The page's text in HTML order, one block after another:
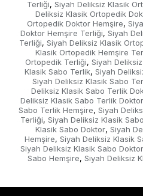
Terliği, Siyah Deliksiz Klasik
Deliksiz Klasik Ortopedik
Ortopedik Doktor Hemşire,
Doktor Hemşire Terliği, Siyah
Terliği, Siyah Deliksiz Klasik
Klasik Ortopedik Hemşire
Ortopedik Terliği, Siyah
Klasik Sabo Terlik, Siyah
Siyah Deliksiz Klasik Sabo
Deliksiz Klasik Sabo Terlik
Deliksiz Klasik Sabo Terlik
Sabo Terlik Hemşire, Siyah
Terliği, Siyah Deliksiz Klasik
Klasik Sabo Doktor, Siyah
Hemşire, Siyah Deliksiz Klasik
Siyah Deliksiz Klasik Sabo
Sabo Hemşire, Siyah Deliksiz